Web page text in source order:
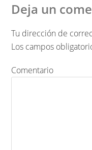
Deja un
Tu dirección de
Los campos
Comentario